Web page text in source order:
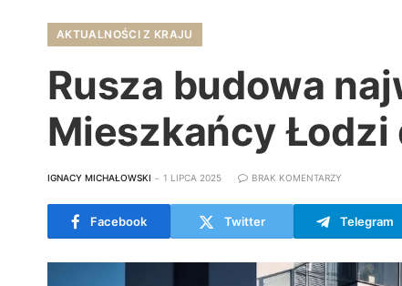
AKTUALNOŚCI Z KRAJU
Rusza budowa
Mieszkańcy Łodzi
IGNACY MICHAŁOWSKI 1 LIPCA 2025 BRAK KOMENTARZY
Facebook Twitter Telegram